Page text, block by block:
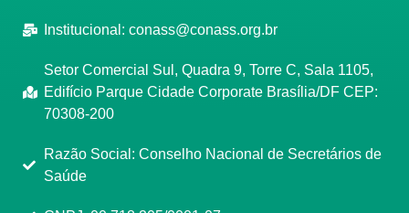
Institucional: conass@conass.org.br
Setor Comercial Sul, Quadra 9, Torre C, Sala 1105,
Edifício Parque Cidade Corporate Brasília/DF CEP:
70308-200
Razão Social: Conselho Nacional de Secretários de
Saúde